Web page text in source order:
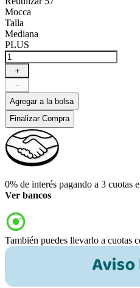
Mocca
Talla
Mediana
PLUS
＋
－
Agregar a la bolsa
Finalizar Compra
0% de interés pagando a 3 cuotas
Ver bancos
También puedes llevarlo a cuotas